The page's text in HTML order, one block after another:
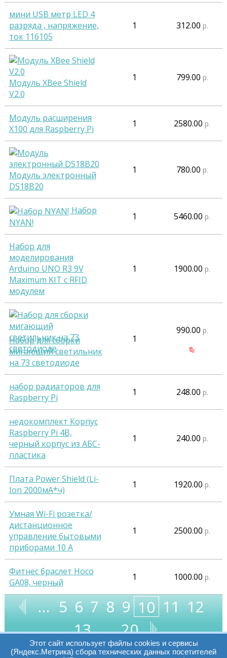
мини USB метр LED 4
разряда , напряжение,
ток 116105
1 312.00 р.
Модуль XBee Shield
V2.0
1 799.00 р.
Модуль расширения
X100 для Raspberry Pi
1 2580.00 р.
Модуль электронный
DS18B20
1 780.00 р.
Набор
NYAN!
1 5460.00 р.
Набор для
моделирования
Arduino UNO R3 9V
Maximum KIT с RFID
модулем
1 1900.00 р.
Набор для сборки
мигающий светильник
на 73 светодиоде
1
990.00 р.
набор радиаторов для
Raspberry Pi
1 248.00 р.
недокомплект Корпус
Raspberry Pi 4B,
черный корпус из АБС-
пластика
1 240.00 р.
Плата Power Shield (Li-
Ion 2000мА*ч)
1 1920.00 р.
Умная Wi-Fi розетка/
дистанционное
управление бытовыми
приборами 10 А
1 2500.00 р.
Фитнес браслет Hoco
GA08, черный
1 1000.00 р.
… 5 6 7 8 9 10 11 12
13 … 20
Этот сайт использует файлы cookies и сервисы
(Яндекс.Метрика) сбора технических данных посетителей